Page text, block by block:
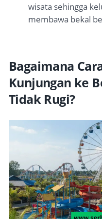
wisata sehingga
membawa bekal
Bagaimana
Kunjungan ke
Tidak Rugi?